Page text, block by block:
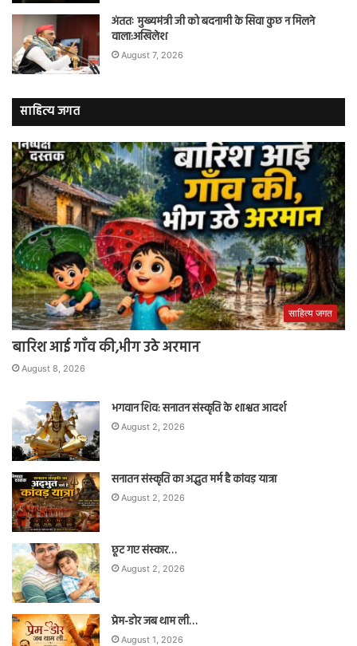
अंततः मुख्यमंत्री जी को बदनामी के सिवा कुछ न मिलने
वाला:अखिलेश
August 7, 2026
साहित्य जगत
साहित्य जगत
बारिश आई गाँव की,भीग उठे अरमान
August 8, 2026
भगवान शिव: सनातन संस्कृति के शाश्वत आदर्श
August 2, 2026
सनातन संस्कृति का अद्भुत मर्म है कांवड़ यात्रा
August 2, 2026
छूट गए संस्कार…
August 2, 2026
प्रेम-डोर जब थाम ली…
August 1, 2026